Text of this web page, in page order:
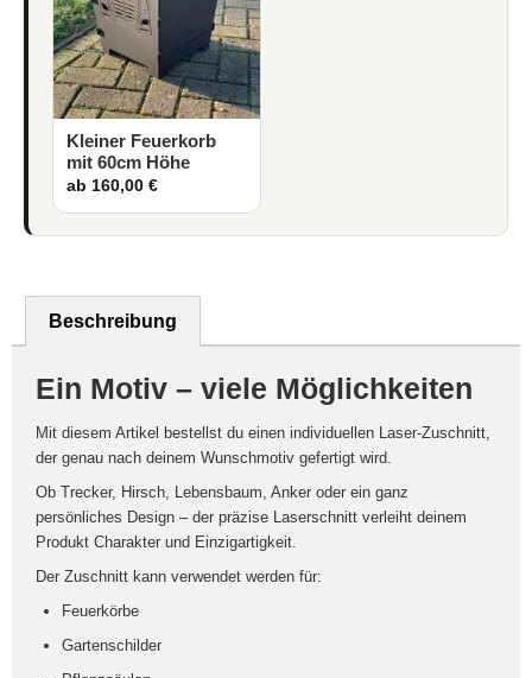
Kleiner Feuerkorb
mit 60cm Höhe
ab 160,00 €
Beschreibung
Ein Motiv – viele Möglichkeiten
Mit diesem Artikel bestellst du einen individuellen Laser-Zuschnitt,
der genau nach deinem Wunschmotiv gefertigt wird.
Ob Trecker, Hirsch, Lebensbaum, Anker oder ein ganz
persönliches Design – der präzise Laserschnitt verleiht deinem
Produkt Charakter und Einzigartigkeit.
Der Zuschnitt kann verwendet werden für:
Feuerkörbe
Gartenschilder